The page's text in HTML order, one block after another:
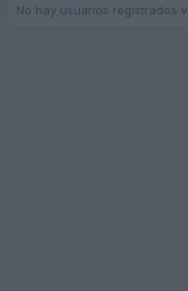
No hay usuarios registrados